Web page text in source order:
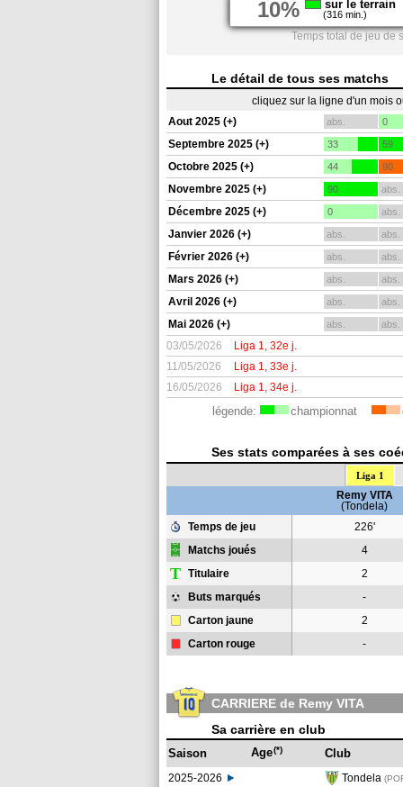
10% sur le terrain
(316 min.)
Temps total de jeu de
Le détail de tous ses matchs
cliquez sur la ligne d'un mois
Aout 2025 (+)
abs. 0
Septembre 2025 (+) 33 59
Octobre 2025 (+) 44 90
Novembre 2025 (+) 90 abs.
Décembre 2025 (+) 0 abs.
Janvier 2026 (+) abs. abs.
Février 2026 (+) abs. abs.
Mars 2026 (+) abs. abs.
Avril 2026 (+) abs. abs.
Mai 2026 (+) abs. abs.
03/05/2026 Liga 1, 32e j.
11/05/2026
Liga 1, 33e j.
16/05/2026
Liga 1, 34e j.
légende: championnat
Ses stats comparées à ses
Liga 1
Remy VITA
(Tondela)
Temps de jeu
226'
Matchs joués 4
T Titulaire 2
Buts marqués -
Carton jaune 2
Carton rouge -
CARRIERE de Remy VITA
Sa carrière en club
Saison Age(*) Club
2025-2026 Tondela